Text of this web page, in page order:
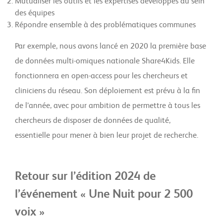
des équipes
Répondre ensemble à des problématiques communes
Par exemple, nous avons lancé en 2020 la première base
de données multi-omiques nationale Share4Kids. Elle
fonctionnera en open-access pour les chercheurs et
cliniciens du réseau. Son déploiement est prévu à la fin
de l’année, avec pour ambition de permettre à tous les
chercheurs de disposer de données de qualité,
essentielle pour mener à bien leur projet de recherche.
Retour sur l’édition 2024 de
l’événement « Une Nuit pour 2 500
voix »